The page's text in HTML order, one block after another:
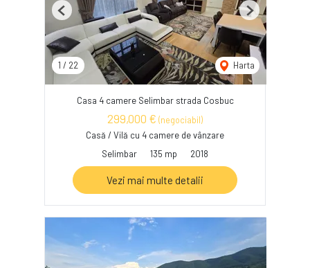
1 / 22 Harta
Previous Next
Casa 4 camere Selimbar strada Cosbuc
299,000 € (negociabil)
Casă / Vilă cu 4 camere de vânzare
Selimbar
135 mp 2018
Vezi mai multe detalii